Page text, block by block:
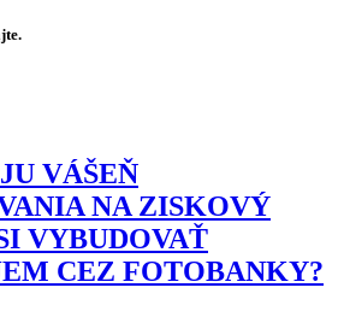
VÁŠEŇ
NA ZISKOVÝ
VYBUDOVAŤ
CEZ FOTOBANKY?